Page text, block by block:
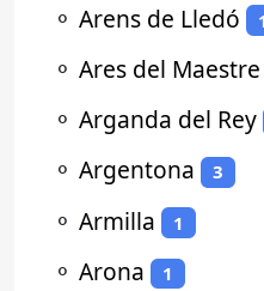
⚬ Arens de Lledó
⚬ Ares del Maestre
⚬ Arganda del Rey
⚬ Argentona 3
⚬ Armilla 1
⚬ Arona 1